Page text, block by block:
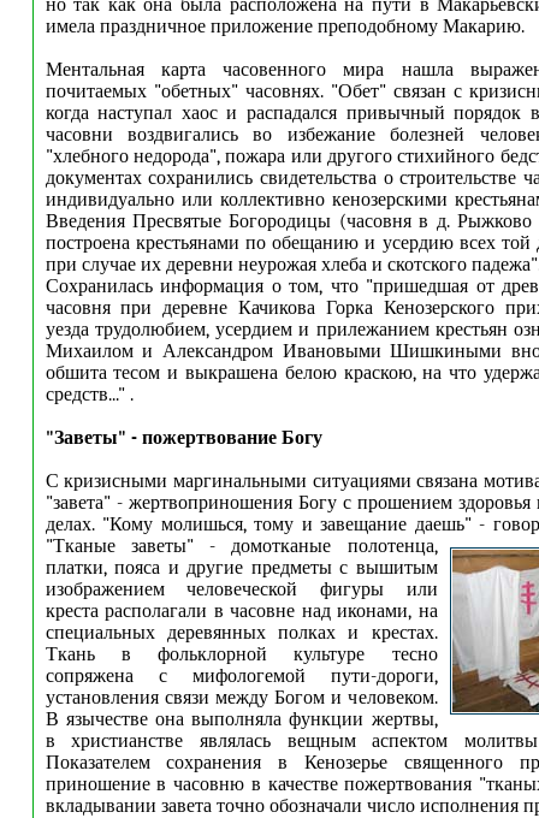
но так как она была расположена на пути в
имела праздничное приложение преподобному Макарию.
Ментальная карта часовенного мира нашла
почитаемых "обетных" часовнях. "Обет" связан с
когда наступал хаос и распадался привычный порядок
часовни воздвигались во избежание болезней
"хлебного недорода", пожара или другого стихийного
документах сохранились свидетельства о строительстве
индивидуально или коллективно кенозерскими
Введения Пресвятые Богородицы (часовня в д.
построена крестьянами по обещанию и усердию всех той
при случае их деревни неурожая хлеба и скотского
Сохранилась информация о том, что "пришедшая от
часовня при деревне Качикова Горка Кенозерского
уезда трудолюбием, усердием и прилежанием крестьян
Михаилом и Александром Ивановыми Шишкиными
обшита тесом и выкрашена белою краскою, на что
средств..." .
"Заветы" - пожертвование Богу
С кризисными маргинальными ситуациями связана
"завета" - жертвоприношения Богу с прошением здоровья
делах. "Кому молишься, тому и завещание даешь" -
"Тканые заветы" - домотканые полотенца,
платки, пояса и другие предметы с вышитым
изображением человеческой фигуры или
креста располагали в часовне над иконами, на
специальных деревянных полках и крестах.
Ткань в фольклорной культуре тесно
сопряжена с мифологемой пути-дороги,
установления связи между Богом и человеком.
В язычестве она выполняла функции жертвы,
в христианстве являлась вещным аспектом
Показателем сохранения в Кенозерье священного
приношение в часовню в качестве пожертвования
вкладывании завета точно обозначали число исполнения